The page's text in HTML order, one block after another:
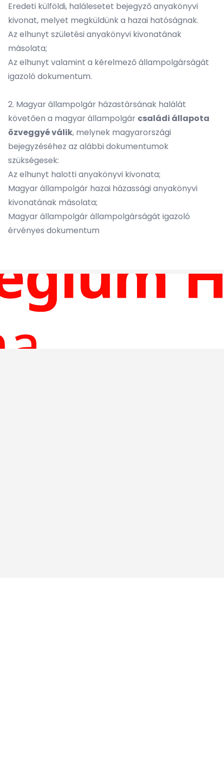
Eredeti külföldi, halálesetet bejegyző anyakönyvi
kivonat, melyet megküldünk a hazai hatóságnak.
Az elhunyt születési anyakönyvi kivonatának
másolata;
Az elhunyt valamint a kérelmező állampolgárságát
igazoló dokumentum.
2. Magyar állampolgár házastársának halálát
követően a magyar állampolgár családi állapota
özveggyé válik, melynek magyarországi
bejegyzéséhez az alábbi dokumentumok
szükségesek:
Az elhunyt halotti anyakönyvi kivonata;
Magyar állampolgár hazai házassági anyakönyvi
kivonatának másolata;
Magyar állampolgár állampolgárságát igazoló
érvényes dokumentum